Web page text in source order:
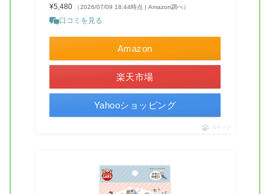
¥5,480
（2026/07/09 18:44時点 | Amazon調べ）
口コミを見る
Amazon
楽天市場
Yahooショッピング
ポチップ